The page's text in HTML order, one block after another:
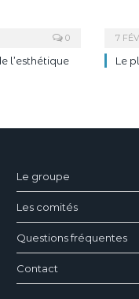
des
0
l’esthétique
7
Le
Le groupe
Les comités
Questions fréquentes
Contact